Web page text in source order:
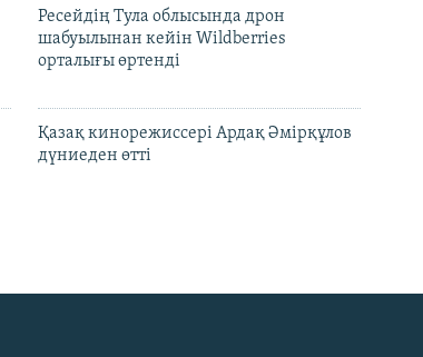
Ресейдің Тула облысында дрон
шабуылынан кейін Wildberries
орталығы өртенді
Қазақ кинорежиссері Ардақ Әмірқұлов
дүниеден өтті